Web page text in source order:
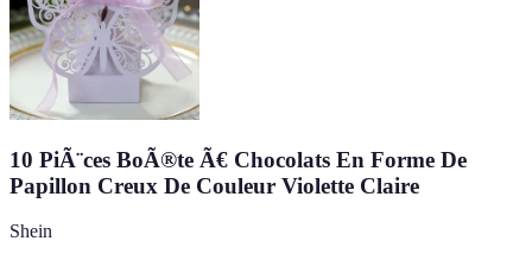
10 PiÃ¨ces BoÃ®te Ã€ Chocolats En Forme De
Papillon Creux De Couleur Violette Claire
Shein